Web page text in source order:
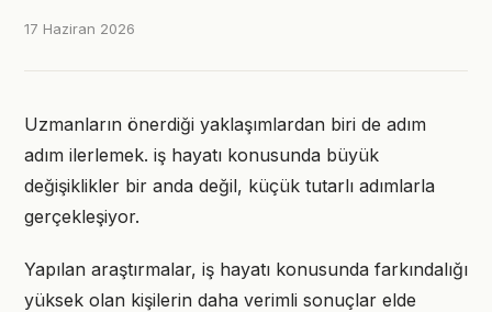
17 Haziran 2026
Uzmanların önerdiği yaklaşımlardan biri de adım
adım ilerlemek. iş hayatı konusunda büyük
değişiklikler bir anda değil, küçük tutarlı adımlarla
gerçekleşiyor.
Yapılan araştırmalar, iş hayatı konusunda farkındalığı
yüksek olan kişilerin daha verimli sonuçlar elde